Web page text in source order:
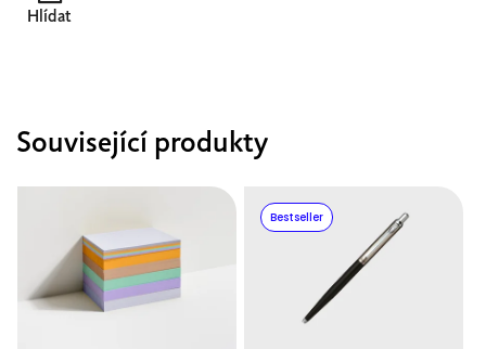
Hlídat
Související produkty
Bestseller